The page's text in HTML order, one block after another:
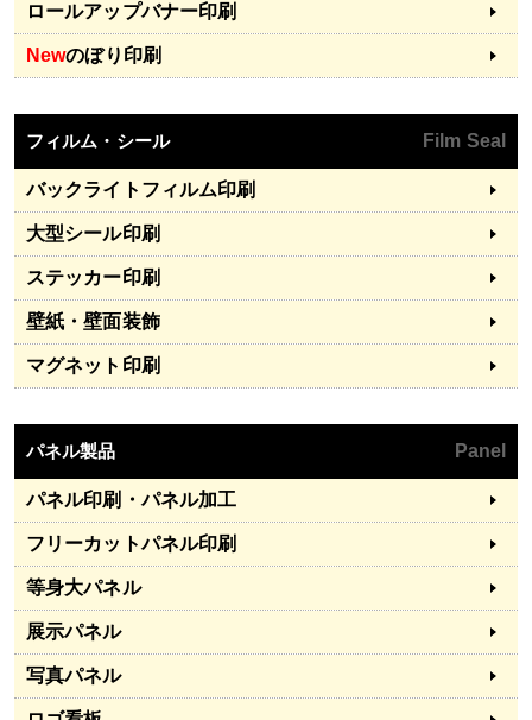
ロールアップバナー印刷
Newのぼり印刷
フィルム・シール Film Seal
バックライトフィルム印刷
大型シール印刷
ステッカー印刷
壁紙・壁面装飾
マグネット印刷
パネル製品 Panel
パネル印刷・パネル加工
フリーカットパネル印刷
等身大パネル
展示パネル
写真パネル